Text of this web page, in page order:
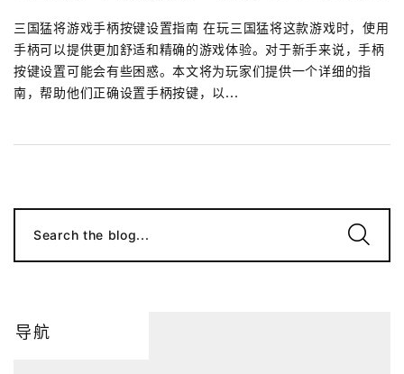
三国猛将游戏手柄按键设置指南 在玩三国猛将这款游戏时，使用
手柄可以提供更加舒适和精确的游戏体验。对于新手来说，手柄
按键设置可能会有些困惑。本文将为玩家们提供一个详细的指
南，帮助他们正确设置手柄按键，以...
Search the blog...
导航